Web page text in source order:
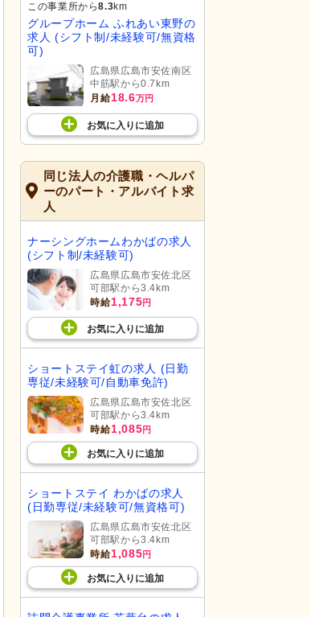
この事業所から8.3km
グループホーム ふれあい東野の
求人 (シフト制/未経験可/無資格
可)
広島県広島市安佐南区
中筋駅から0.7km
月給18.6万円
お気に入り に追加
同じ法人の介護職・ヘルパ
ーのパート・アルバイト求
人
ナーシングホームわかばの求人
(シフト制/未経験可)
広島県広島市安佐北区
可部駅から3.4km
時給1,175円
お気に入り に追加
ショートステイ虹の求人 (日勤
専従/未経験可/自動車免許)
広島県広島市安佐北区
可部駅から3.4km
時給1,085円
お気に入り に追加
ショートステイ わかばの求人
(日勤専従/未経験可/無資格可)
広島県広島市安佐北区
可部駅から3.4km
時給1,085円
お気に入り に追加